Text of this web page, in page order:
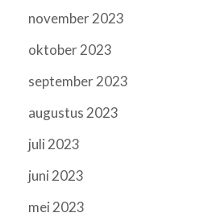
november 2023
oktober 2023
september 2023
augustus 2023
juli 2023
juni 2023
mei 2023